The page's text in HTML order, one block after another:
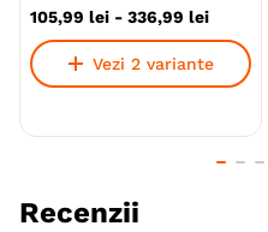
Metoda de preparare
Ambalaj
105,99 lei - 336,99 lei
Vezi 2 variante
Recenzii